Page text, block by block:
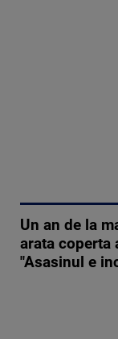
Un an de la
arata coperta
"Asasinul e